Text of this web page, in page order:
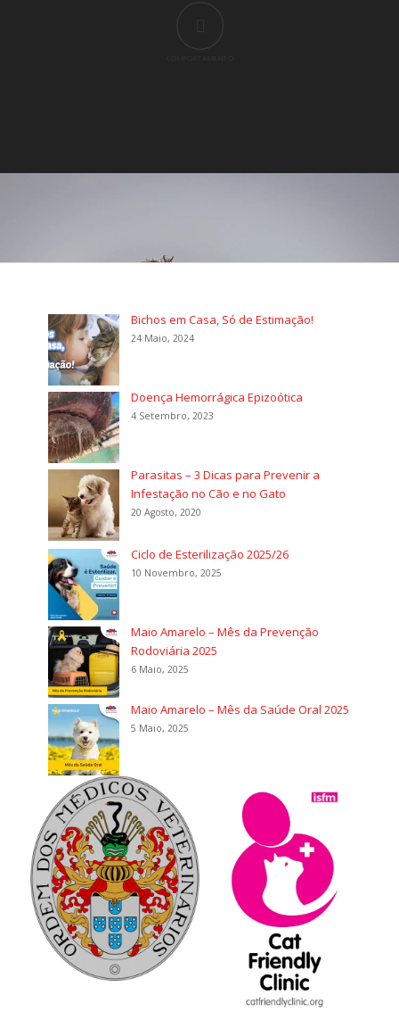
Bichos em Casa, Só de Estimação!
24 Maio, 2024
Doença Hemorrágica Epizoótica
4 Setembro, 2023
Parasitas – 3 Dicas para Prevenir a
Infestação no Cão e no Gato
20 Agosto, 2020
Ciclo de Esterilização 2025/26
10 Novembro, 2025
Maio Amarelo – Mês da Prevenção
Rodoviária 2025
6 Maio, 2025
Maio Amarelo – Mês da Saúde Oral 2025
5 Maio, 2025